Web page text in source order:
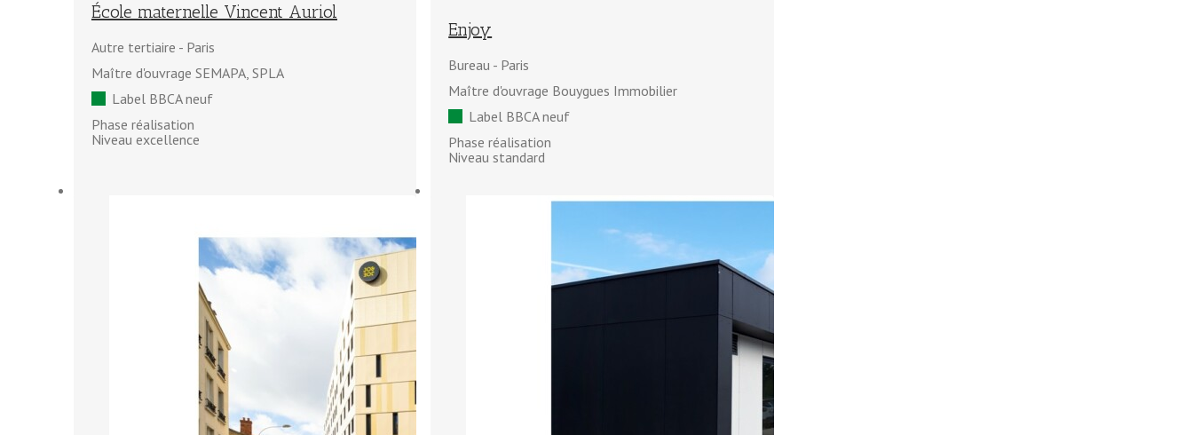
École maternelle Vincent Auriol
Autre tertiaire
Paris
Maître d'ouvrage SEMAPA, SPLA
Label BBCA neuf
Phase réalisation
Niveau excellence
Enjoy
Bureau
Paris
Maître d'ouvrage Bouygues Immobilier
Label BBCA neuf
Phase réalisation
Niveau standard